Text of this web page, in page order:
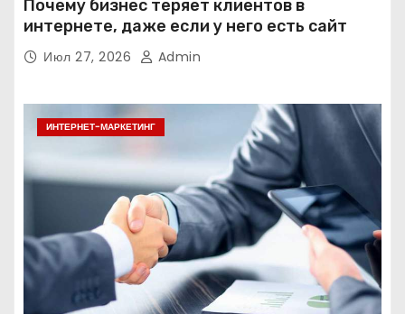
Почему бизнес теряет клиентов в
интернете, даже если у него есть сайт
Июл 27, 2026 Admin
ИНТЕРНЕТ-МАРКЕТИНГ